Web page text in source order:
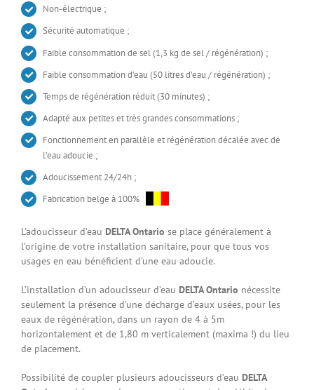
Non-électrique ;
Sécurité automatique ;
Faible consommation de sel (1,3 kg de sel / régénération) ;
Faible consommation d’eau (50 litres d’eau / régénération) ;
Temps de régénération réduit (30 minutes) ;
Adapté aux petites et très grandes consommations ;
Fonctionnement en parallèle et régénération décalée avec de
l’eau adoucie ;
Adoucissement 24/24h ;
Fabrication belge à 100%
L’adoucisseur d’eau DELTA Ontario se place généralement à
l’origine de votre installation sanitaire, pour que tous vos
usages en eau bénéficient d’une eau adoucie.
L’installation d’un adoucisseur d’eau DELTA Ontario nécessite
seulement la présence d’une décharge d’eaux usées, pour les
eaux de régénération, dans un rayon de 4 à 5m
horizontalement et de 1,80 m verticalement (maxima !) du lieu
de placement.
Possibilité de coupler plusieurs adoucisseurs d’eau DELTA